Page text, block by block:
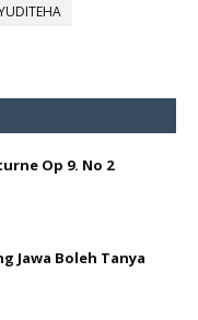
Op 9. No 2
Jawa Boleh Tanya